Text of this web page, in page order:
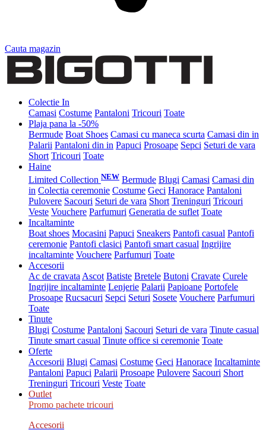
Cauta magazin
Colectie In
Camasi Costume Pantaloni Tricouri Toate
Plaja pana la -50%
Bermude Boat Shoes Camasi cu maneca scurta Camasi din in
Palarii Pantaloni din in Papuci Prosoape Sepci Seturi de vara
Short Tricouri Toate
Haine
Limited Collection NEW Bermude Blugi Camasi Camasi din
in Colectia ceremonie Costume Geci Hanorace Pantaloni
Pulovere Sacouri Seturi de vara Short Treninguri Tricouri
Veste Vouchere Parfumuri Generatia de suflet Toate
Incaltaminte
Boat shoes Mocasini Papuci Sneakers Pantofi casual Pantofi
ceremonie Pantofi clasici Pantofi smart casual Ingrijire
incaltaminte Vouchere Parfumuri Toate
Accesorii
Ac de cravata Ascot Batiste Bretele Butoni Cravate Curele
Ingrijire incaltaminte Lenjerie Palarii Papioane Portofele
Prosoape Rucsacuri Sepci Seturi Sosete Vouchere Parfumuri
Toate
Tinute
Blugi Costume Pantaloni Sacouri Seturi de vara Tinute casual
Tinute smart casual Tinute office si ceremonie Toate
Oferte
Accesorii Blugi Camasi Costume Geci Hanorace Incaltaminte
Pantaloni Papuci Palarii Prosoape Pulovere Sacouri Short
Treninguri Tricouri Veste Toate
Outlet
Promo pachete tricouri
Accesorii